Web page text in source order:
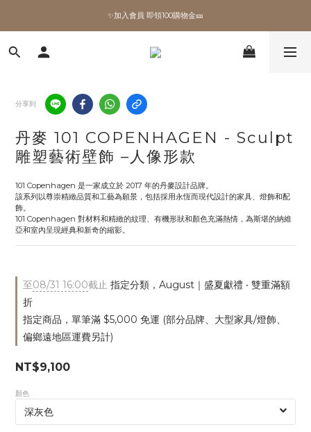
✨加入會員 即領100購物金🎫
✨加入會員 即領100購物金🎫
全館滿額現折🔥
✨加入會員 即領100購物金🎫
分享到
丹麥 101 COPENHAGEN - Sculpt
雕塑藝術壁飾 –人像形款
101 Copenhagen 是一家成立於 2017 年的丹麥設計品牌。
該系列以尊崇精緻品質和工藝為願景，包括採用永恆而現代設計的家具、燈飾和配
飾。
101 Copenhagen 對材料和精緻的紋理、有機形狀和顏色充滿熱情，為斯堪的納維
亞和室內呈現經典和新奇的縮影。
至08/31 16:00截止 指定分類，August｜盛夏獻禮 ‧ 雙重滿額
折
指定商品，單筆滿 $5,000 免運 (部分品牌、大型家具/燈飾、
偏鄉遠地區運費另計)
NT$9,100
顏色